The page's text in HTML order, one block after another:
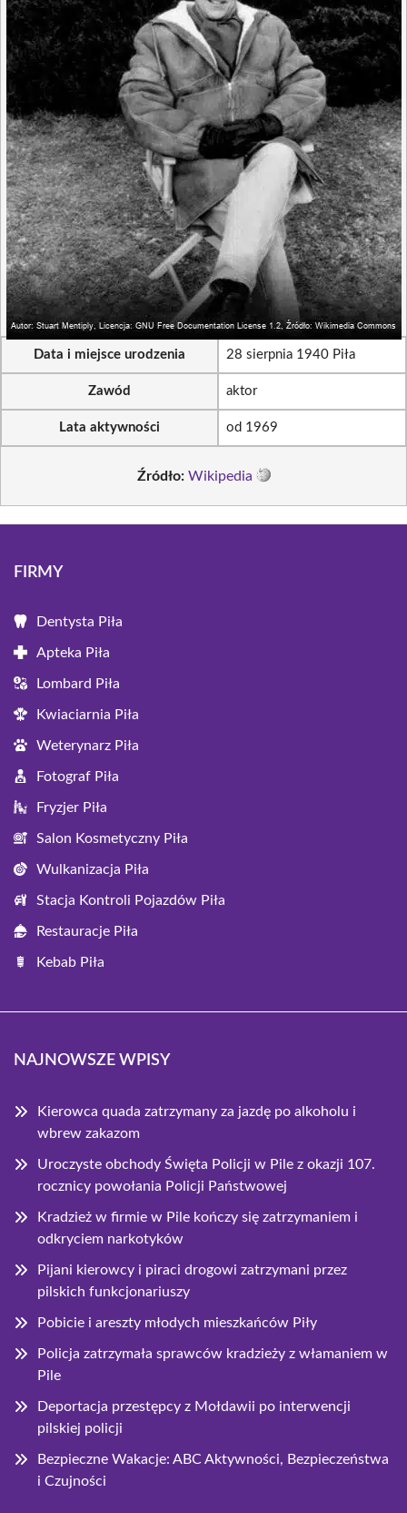
Data i miejsce urodzenia 28 sierpnia 1940 Piła
Zawód aktor
Lata aktywności od 1969
Źródło: Wikipedia
FIRMY
Dentysta Piła
Apteka Piła
Lombard Piła
Kwiaciarnia Piła
Weterynarz Piła
Fotograf Piła
Fryzjer Piła
Salon Kosmetyczny Piła
Wulkanizacja Piła
Stacja Kontroli Pojazdów Piła
Restauracje Piła
Kebab Piła
NAJNOWSZE WPISY
Kierowca quada zatrzymany za jazdę po alkoholu i
wbrew zakazom
Uroczyste obchody Święta Policji w Pile z okazji 107.
rocznicy powołania Policji Państwowej
Kradzież w firmie w Pile kończy się zatrzymaniem i
odkryciem narkotyków
Pijani kierowcy i piraci drogowi zatrzymani przez
pilskich funkcjonariuszy
Pobicie i areszty młodych mieszkańców Piły
Policja zatrzymała sprawców kradzieży z włamaniem w
Pile
Deportacja przestępcy z Mołdawii po interwencji
pilskiej policji
Bezpieczne Wakacje: ABC Aktywności, Bezpieczeństwa
i Czujności